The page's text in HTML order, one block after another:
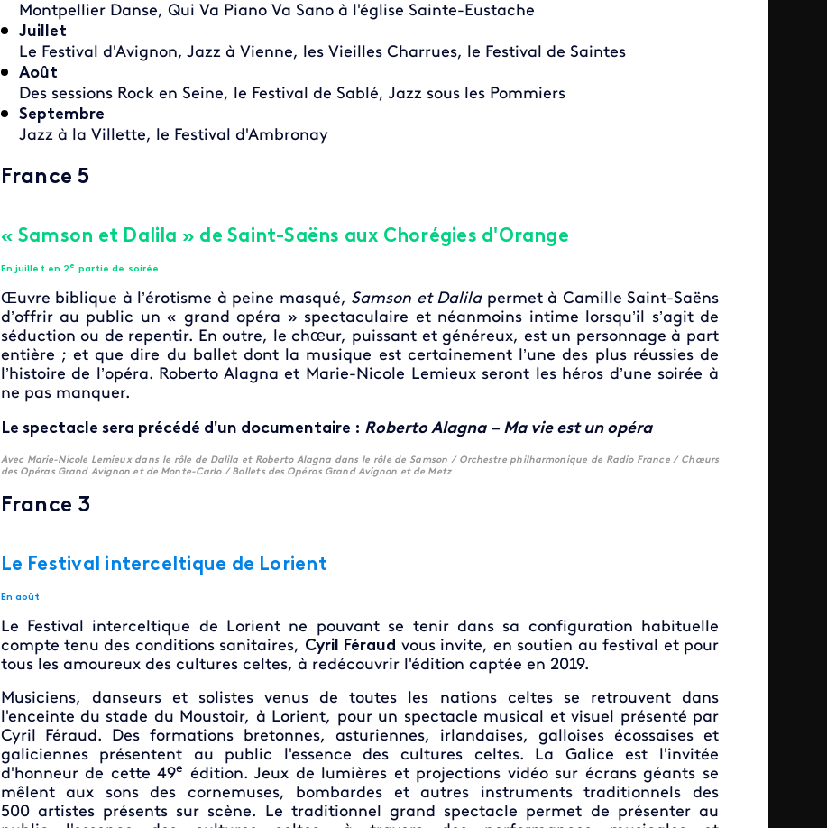
Montpellier Danse, Qui Va Piano Va Sano à l'église Sainte-Eustache
Juillet
Le Festival d'Avignon, Jazz à Vienne, les Vieilles Charrues, le Festival de Saintes
Août
Des sessions Rock en Seine, le Festival de Sablé, Jazz sous les Pommiers
Septembre
Jazz à la Villette, le Festival d'Ambronay
France 5
« Samson et Dalila » de Saint-Saëns aux Chorégies d'Orange
En juillet en 2e partie de soirée
Œuvre biblique à l’érotisme à peine masqué, Samson et Dalilapermet à Camille Saint-Saëns
d’offrir au public un « grand opéra » spectaculaire et néanmoins intime lorsqu’il s’agit de
séduction ou de repentir. En outre, le chœur, puissant et généreux, est un personnage à part
entière ; et que dire du ballet dont la musique est certainement l’une des plus réussies de
l’histoire de l’opéra. Roberto Alagna et Marie-Nicole Lemieux seront les héros d’une soirée à
ne pas manquer.
Le spectacle sera précédé d'un documentaire : Roberto Alagna – Ma vie est un opéra
Avec Marie-Nicole Lemieux dans le rôle de Dalila et Roberto Alagna dans le rôle de Samson / Orchestre philharmonique de Radio France / Chœurs
des Opéras Grand Avignon et de Monte-Carlo / Ballets des Opéras Grand Avignon et de Metz
France 3
Le Festival interceltique de Lorient
En août
Le Festival interceltique de Lorient ne pouvant se tenir dans sa configuration habituelle
compte tenu des conditions sanitaires, Cyril Féraud vous invite, en soutien au festival et pour
tous les amoureux des cultures celtes, à redécouvrir l'édition captée en 2019.
Musiciens, danseurs et solistes venus de toutes les nations celtes se retrouvent dans
l'enceinte du stade du Moustoir, à Lorient, pour un spectacle musical et visuel présenté par
Cyril Féraud. Des formations bretonnes, asturiennes, irlandaises, galloises écossaises et
galiciennes présentent au public l'essence des cultures celtes. La Galice est l'invitée
d'honneur de cette 49e
édition. Jeux de lumières et projections vidéo sur écrans géants se
mêlent aux sons des cornemuses, bombardes et autres instruments traditionnels des
500 artistes présents sur scène. Le traditionnel grand spectacle permet de présenter au